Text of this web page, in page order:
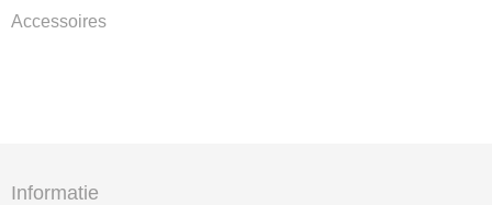
Accessoires
Informatie